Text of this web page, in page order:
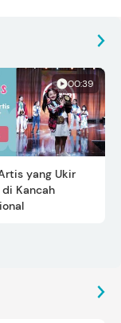
00:39
yang Ukir
Kancah